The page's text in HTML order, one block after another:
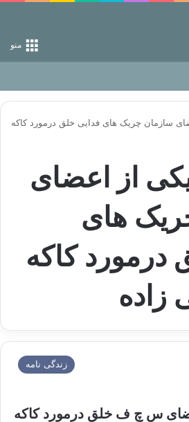
منو
وکناره‌گیری از راه خداست‌!
سازمان چریک های فدایی خلق درمورد کاکه
از اعضای
های
درمورد کاکه
زاده
زندگی نامه
س چ ف خلق درمورد کاکه